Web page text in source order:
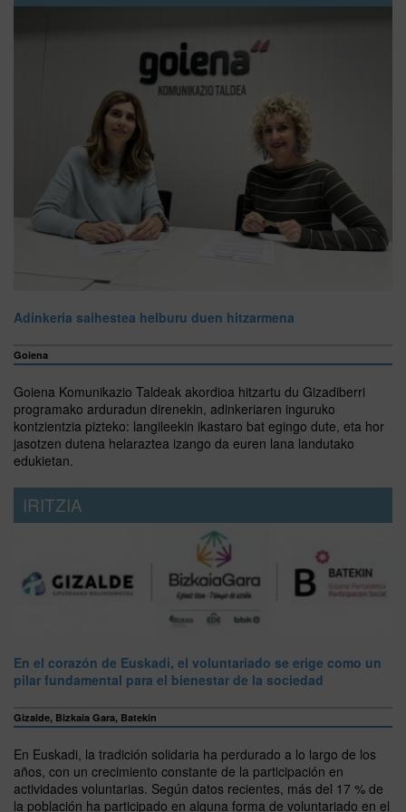
Adinkeria saihestea helburu duen hitzarmena
Goiena
Goiena Komunikazio Taldeak akordioa hitzartu du Gizadiberri
programako arduradun direnekin, adinkeriaren inguruko
kontzientzia pizteko: langileekin ikastaro bat egingo dute, eta hor
jasotzen dutena helaraztea izango da euren lana landutako
edukietan.
IRITZIA
En el corazón de Euskadi, el voluntariado se erige como un
pilar fundamental para el bienestar de la sociedad
Gizalde, Bizkaia Gara, Batekin
En Euskadi, la tradición solidaria ha perdurado a lo largo de los
años, con un crecimiento constante de la participación en
actividades voluntarias. Según datos recientes, más del 17 % de
la población ha participado en alguna forma de voluntariado en el